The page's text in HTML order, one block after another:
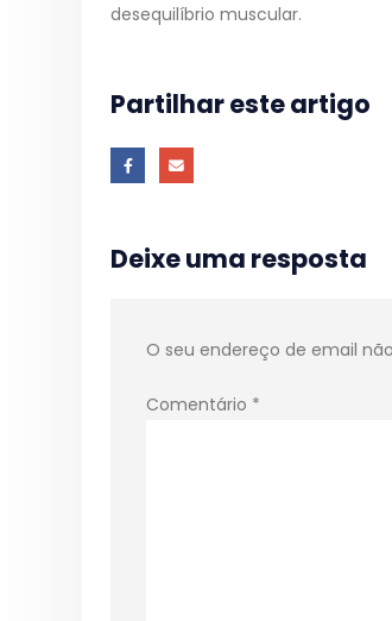
desequilíbrio muscular.
Partilhar este artigo
Deixe uma resposta
O seu endereço de email
Comentário *